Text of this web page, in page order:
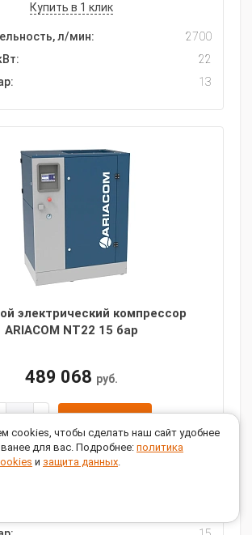
Купить в 1 клик
л/мин:
2700
22
13
электрический компрессор
ARIACOM NT22 15 бар
489 068 руб.
Купить в 1 клик
л/мин:
cookies, чтобы сделать наш сайт удобнее
для вас. Подробнее: политика
и защита данных.